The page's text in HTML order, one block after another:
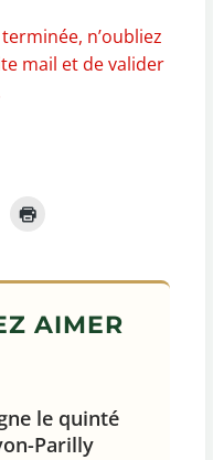
n’oubliez
mail et de valider
AIMER
le quinté
Parilly